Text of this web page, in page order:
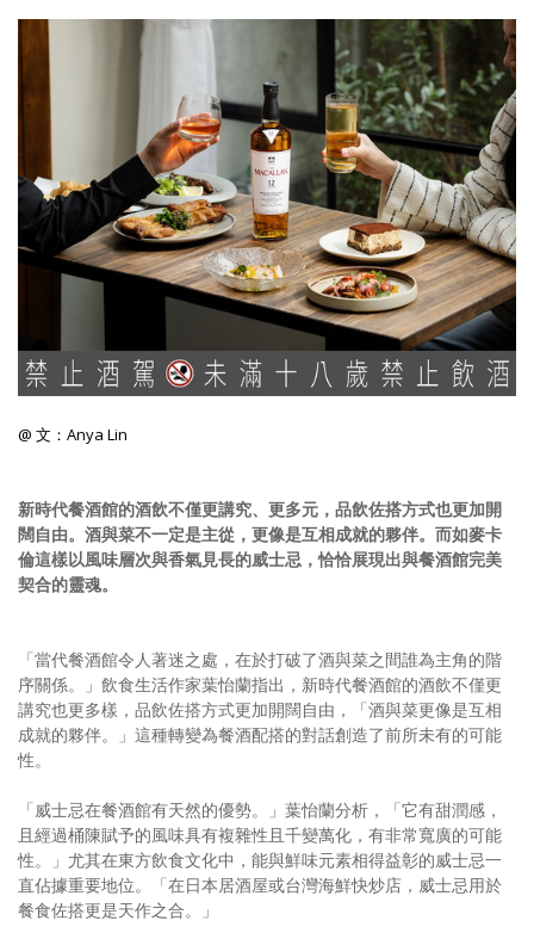
影音區
創意出版服務
關於Yilan
個人著作
活動實況記錄
合作與代言
訂閱電子報
@ 文：Anya Lin
新時代餐酒館的酒飲不僅更講究、更多元，品飲佐搭方式也更加開
闊自由。酒與菜不一定是主從，更像是互相成就的夥伴。而如麥卡
倫這樣以風味層次與香氣見長的威士忌，恰恰展現出與餐酒館完美
契合的靈魂。
「當代餐酒館令人著迷之處，在於打破了酒與菜之間誰為主角的階
序關係。」飲食生活作家葉怡蘭指出，新時代餐酒館的酒飲不僅更
講究也更多樣，品飲佐搭方式更加開闊自由，「酒與菜更像是互相
成就的夥伴。」這種轉變為餐酒配搭的對話創造了前所未有的可能
性。
「威士忌在餐酒館有天然的優勢。」葉怡蘭分析，「它有甜潤感，
且經過桶陳賦予的風味具有複雜性且千變萬化，有非常寬廣的可能
性。」尤其在東方飲食文化中，能與鮮味元素相得益彰的威士忌一
直佔據重要地位。「在日本居酒屋或台灣海鮮快炒店，威士忌用於
餐食佐搭更是天作之合。」